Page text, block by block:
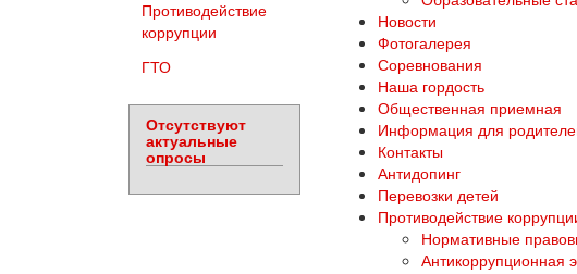
Противодействие
коррупции
ГТО
Отсутствуют
актуальные
опросы
Новости
Фотогалерея
Соревнования
Наша гордость
Общественная приемная
Информация для
Контакты
Антидопинг
Перевозки детей
Противодействие
Нормативные
Антикоррупционная